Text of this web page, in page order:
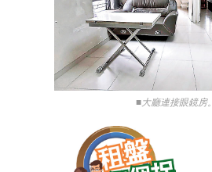
■大廳連接眼鏡房。